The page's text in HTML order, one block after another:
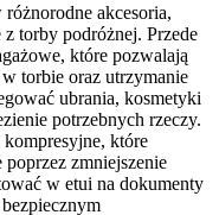
akcesoria,
torby podróżnej. Przede
które pozwalają
torbie oraz utrzymanie
ubrania, kosmetyki
potrzebnych rzeczy.
które
zmniejszenie
w etui na dokumenty